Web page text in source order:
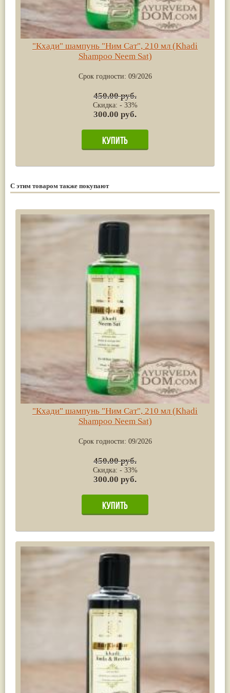
"Кхади" шампунь "Ним Сат", 210 мл (Khadi
Shampoo Neem Sat)
Срок годности: 09/2026
450.00 руб.
Скидка: - 33%
300.00 руб.
С этим товаром также покупают
"Кхади" шампунь "Ним Сат", 210 мл (Khadi
Shampoo Neem Sat)
Срок годности: 09/2026
450.00 руб.
Скидка: - 33%
300.00 руб.